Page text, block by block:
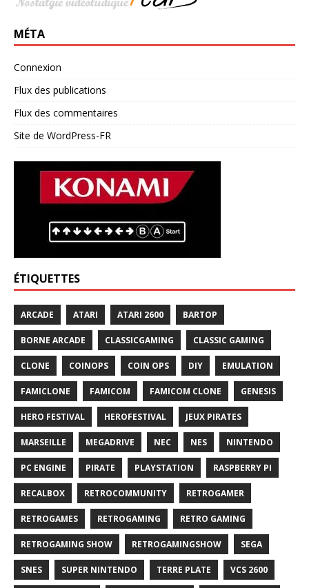
MÉTA
Connexion
Flux des publications
Flux des commentaires
Site de WordPress-FR
ÉTIQUETTES
ARCADE ATARI ATARI 2600 BARTOP
BORNE ARCADE CLASSICGAMING CLASSIC GAMING
CLONE COINOPS COIN OPS DIY EMULATION
FAMICLONE FAMICOM FAMICOM CLONE GENESIS
HERO FESTIVAL HEROFESTIVAL JEUX PIRATES
MARSEILLE MEGADRIVE NEC NES NINTENDO
PC ENGINE PIRATE PLAYSTATION RASPBERRY PI
RECALBOX RETROCOMMUNITY RETROGAMER
RETROGAMES RETROGAMING RETRO GAMING
RETROGAMING SHOW RETROGAMINGSHOW SEGA
SNES SUPER NINTENDO TERRE PLATE VCS 2600